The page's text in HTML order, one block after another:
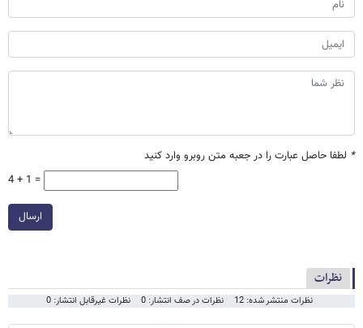
* لطفا حاصل عبارت را در جعبه متن روبرو وارد کنید
4 + 1 =
ارسال
نظرات
نظرات منتشر شده: 12 نظرات در صف انتشار: 0 نظرات غیرقابل انتشار: 0